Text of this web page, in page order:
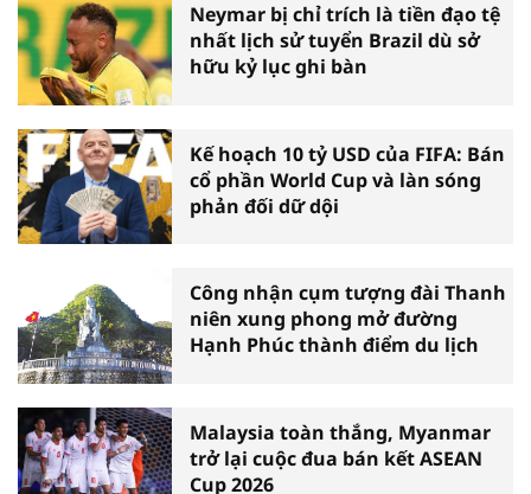
Neymar bị chỉ trích là tiền đạo tệ
nhất lịch sử tuyển Brazil dù sở
hữu kỷ lục ghi bàn
Kế hoạch 10 tỷ USD của FIFA: Bán
cổ phần World Cup và làn sóng
phản đối dữ dội
Công nhận cụm tượng đài Thanh
niên xung phong mở đường
Hạnh Phúc thành điểm du lịch
Malaysia toàn thắng, Myanmar
trở lại cuộc đua bán kết ASEAN
Cup 2026